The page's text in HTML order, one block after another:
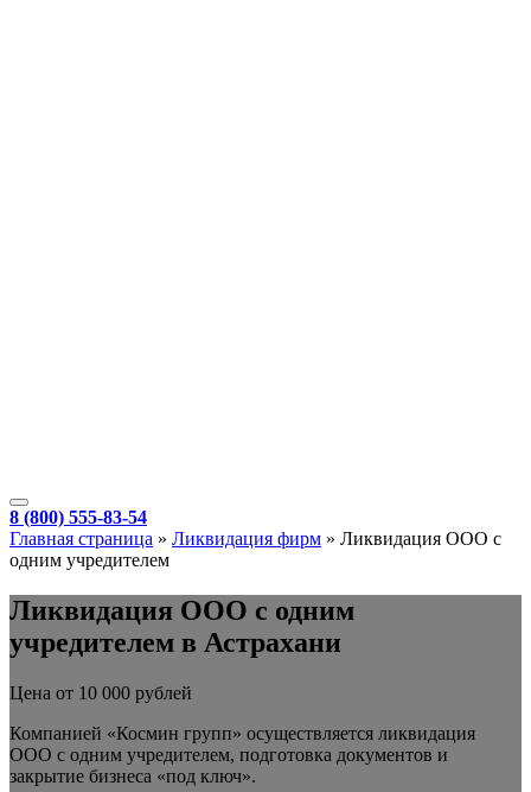
8 (800) 555-83-54
Главная страница » Ликвидация фирм » Ликвидация ООО с
одним учредителем
Ликвидация ООО с одним
учредителем в Астрахани
Цена от 10 000 рублей
Компанией «Космин групп» осуществляется ликвидация
ООО с одним учредителем, подготовка документов и
закрытие бизнеса «под ключ».